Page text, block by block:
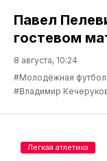
Павел
гостевом
8 августа, 10:24
#Молодёжная
#Владимир
Легкая атлетика